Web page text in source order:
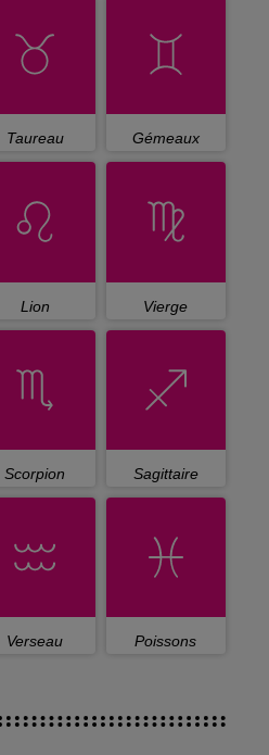
Taureau Gémeaux
Lion Vierge
Scorpion Sagittaire
Verseau Poissons